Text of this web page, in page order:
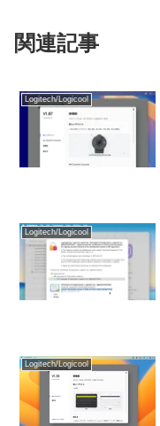
関連記事
Logitech/Logicool
Logitech/Logicool
Logitech/Logicool